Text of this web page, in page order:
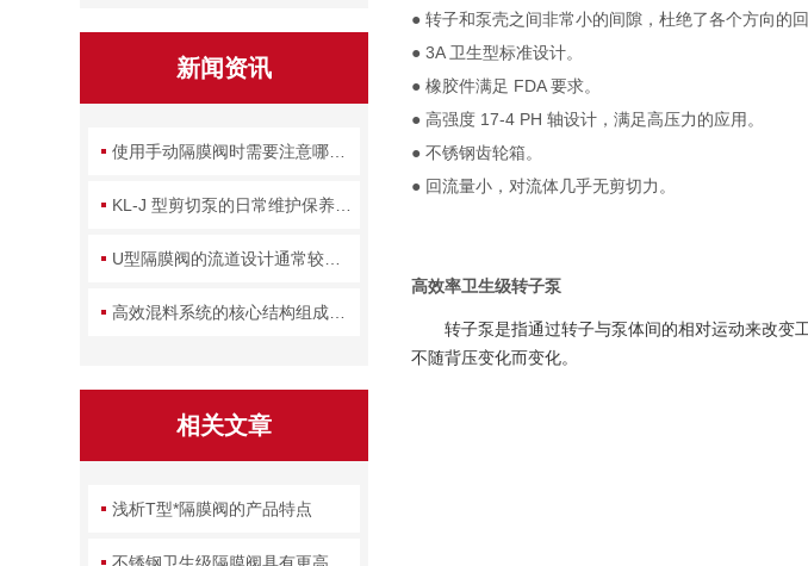
● 转子和泵壳之间非常小的间隙，杜绝了各个方向的
● 3A 卫生型标准设计。
● 橡胶件满足 FDA 要求。
● 高强度 17-4 PH 轴设计，满足高压力的应用。
● 不锈钢齿轮箱。
● 回流量小，对流体几乎无剪切力。
高效率卫生级转子泵
转子泵是指通过转子与泵体间的相对运动来改变
不随背压变化而变化。
新闻资讯
相关文章
浅析T型*隔膜阀的产品特点